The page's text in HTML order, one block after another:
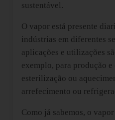
sustentável.
O vapor está presente
indústrias em diferentes
aplicações e utilizações
exemplo, para produção
esterilização ou
arrefecimento ou
Como já sabemos, o